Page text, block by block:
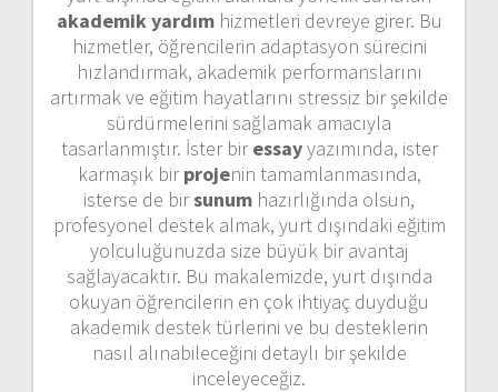
akademik yardımhizmetleri devreye girer. Bu
hizmetler, öğrencilerin adaptasyon sürecini
hızlandırmak, akademik performanslarını
artırmak ve eğitim hayatlarını stressiz bir şekilde
sürdürmelerini sağlamak amacıyla
tasarlanmıştır. İster biressayyazımında, ister
karmaşık birprojenin tamamlanmasında,
isterse de birsunum hazırlığında olsun,
profesyonel destek almak, yurt dışındaki eğitim
yolculuğunuzda size büyük bir avantaj
sağlayacaktır. Bu makalemizde, yurt dışında
okuyan öğrencilerin en çok ihtiyaç duyduğu
akademik destek türlerini ve bu desteklerin
nasıl alınabileceğini detaylı bir şekilde
inceleyeceğiz.